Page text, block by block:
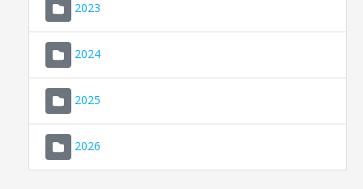
2023
2024
2025
2026